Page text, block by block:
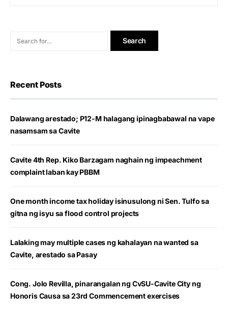
Recent Posts
Dalawang arestado; P12-M halagang ipinagbabawal na vape
nasamsam sa Cavite
Cavite 4th Rep. Kiko Barzagam naghain ng impeachment
complaint laban kay PBBM
One month income tax holiday isinusulong ni Sen. Tulfo sa
gitna ng isyu sa flood control projects
Lalaking may multiple cases ng kahalayan na wanted sa
Cavite, arestado sa Pasay
Cong. Jolo Revilla, pinarangalan ng CvSU-Cavite City ng
Honoris Causa sa 23rd Commencement exercises